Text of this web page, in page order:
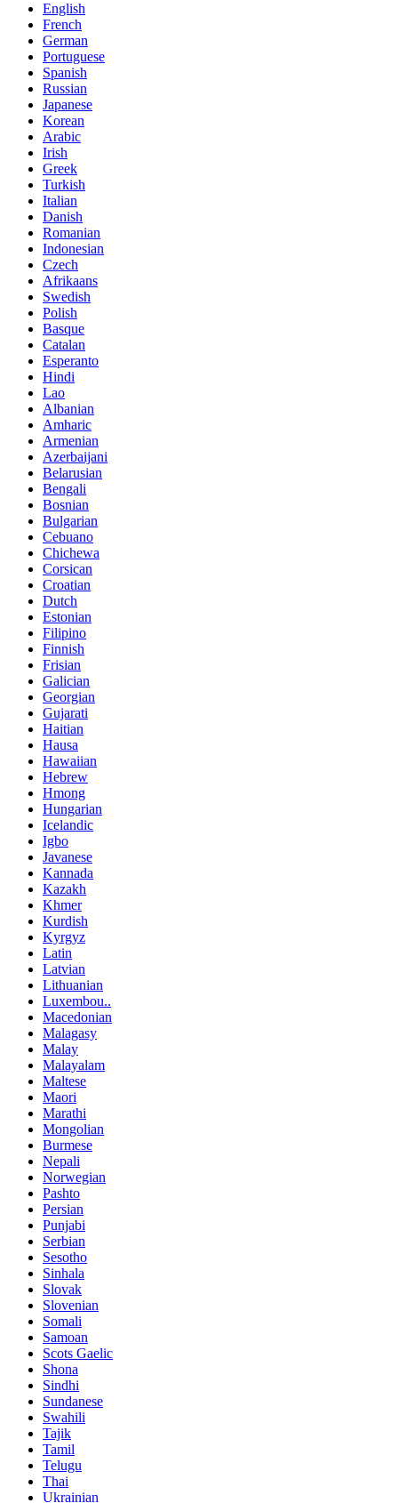
English
French
German
Portuguese
Spanish
Russian
Japanese
Korean
Arabic
Irish
Greek
Turkish
Italian
Danish
Romanian
Indonesian
Czech
Afrikaans
Swedish
Polish
Basque
Catalan
Esperanto
Hindi
Lao
Albanian
Amharic
Armenian
Azerbaijani
Belarusian
Bengali
Bosnian
Bulgarian
Cebuano
Chichewa
Corsican
Croatian
Dutch
Estonian
Filipino
Finnish
Frisian
Galician
Georgian
Gujarati
Haitian
Hausa
Hawaiian
Hebrew
Hmong
Hungarian
Icelandic
Igbo
Javanese
Kannada
Kazakh
Khmer
Kurdish
Kyrgyz
Latin
Latvian
Lithuanian
Luxembou..
Macedonian
Malagasy
Malay
Malayalam
Maltese
Maori
Marathi
Mongolian
Burmese
Nepali
Norwegian
Pashto
Persian
Punjabi
Serbian
Sesotho
Sinhala
Slovak
Slovenian
Somali
Samoan
Scots Gaelic
Shona
Sindhi
Sundanese
Swahili
Tajik
Tamil
Telugu
Thai
Ukrainian